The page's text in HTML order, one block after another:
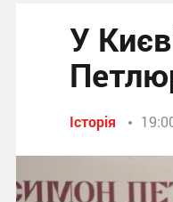
У
Історія